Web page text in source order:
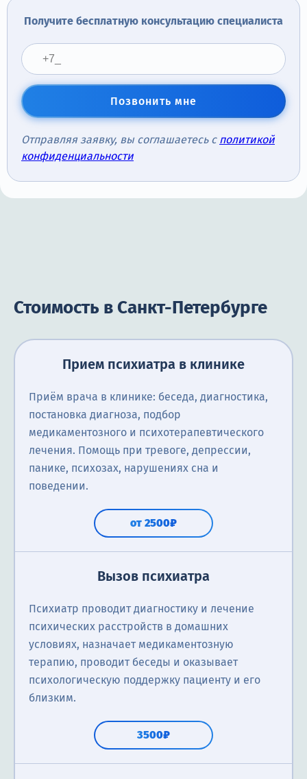
Получите бесплатную консультацию специалиста
Позвонить мне
Отправляя заявку, вы соглашаетесь с политикой
конфиденциальности
Стоимость в Санкт-Петербурге
Прием психиатра в клинике
Приём врача в клинике: беседа, диагностика,
постановка диагноза, подбор
медикаментозного и психотерапевтического
лечения. Помощь при тревоге, депрессии,
панике, психозах, нарушениях сна и
поведении.
от 2500₽
Вызов психиатра
Психиатр проводит диагностику и лечение
психических расстройств в домашних
условиях, назначает медикаментозную
терапию, проводит беседы и оказывает
психологическую поддержку пациенту и его
близким.
3500₽